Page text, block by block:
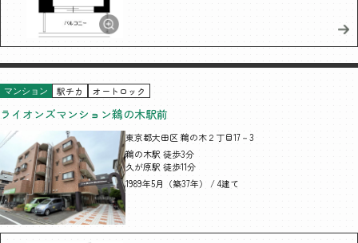
マンション 駅チカ オートロック
ライオンズマンション鵜の木駅前
東京都大田区 鵜の木２丁目17－3
鵜の木駅 徒歩3分
久が原駅 徒歩11分
1989年5月（築37年） / 4建て